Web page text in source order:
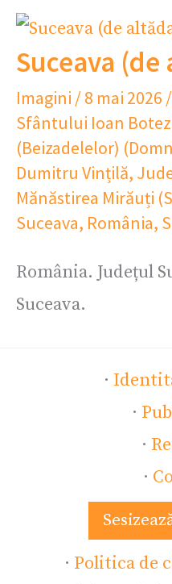
Suceava
Imagini /8 mai 2026 /
Sfântului Ioan
(Beizadelelor)
Dumitru Vințilă,
Mănăstirea Mirăuți
Suceava, România,
România. Județul
Suceava.
·
·
·
·
· Politica de